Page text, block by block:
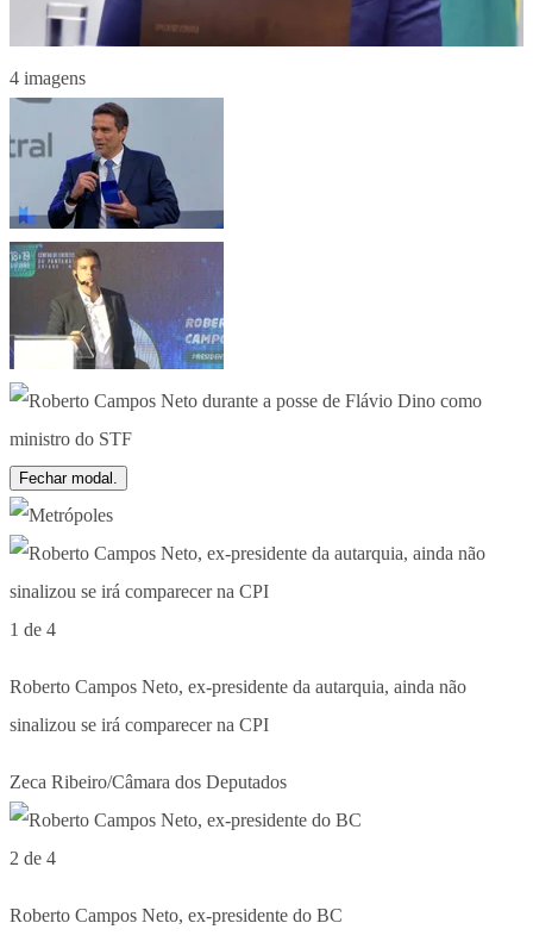
4 imagens
Fechar modal.
1 de 4
Roberto Campos Neto, ex-presidente da autarquia, ainda não
sinalizou se irá comparecer na CPI
Zeca Ribeiro/Câmara dos Deputados
2 de 4
Roberto Campos Neto, ex-presidente do BC